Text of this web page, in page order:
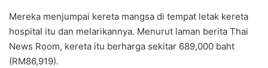
Mereka menjumpai kereta mangsa di tempat letak kereta
hospital itu dan melarikannya. Menurut laman berita Thai
News Room, kereta itu berharga sekitar 689,000 baht
(RM86,919).